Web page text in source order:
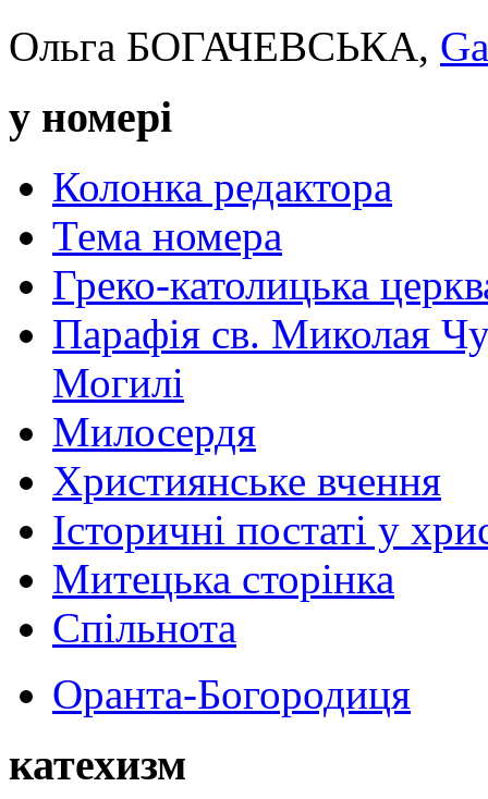
Ольга БОГАЧЕВСЬКА,
у номері
Колонка редактора
Тема номера
Греко-католицька
Парафія св. Миколая
Могилі
Милосердя
Християнське вчення
Історичні постаті у
Митецька сторінка
Спільнота
Оранта-Богородиця
катехизм